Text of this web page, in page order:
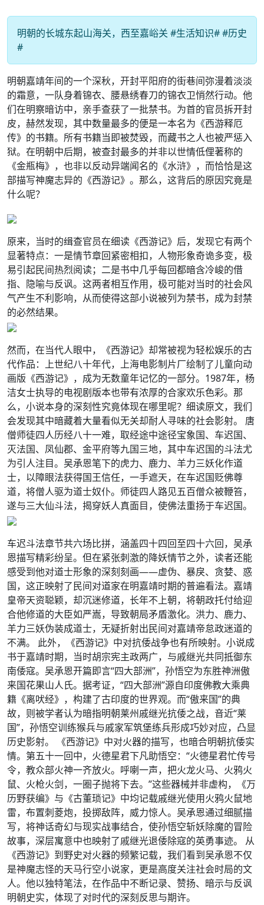
明朝的长城东起山海关，西至嘉峪关 #生活知识# #历史
#
明朝嘉靖年间的一个深秋，开封平阳府的街巷间弥漫着淡淡
的霜意，一队身着锦衣、腰悬绣春刀的锦衣卫悄然行动。他
们在明察暗访中，亲手查获了一批禁书。为首的官员拆开封
皮，赫然发现，其中数量最多的便是一本名为《西游释厄
传》的书籍。所有书籍当即被焚毁，而藏书之人也被严惩入
狱。在明朝中后期，被查封最多的并非以世情低俚著称的
《金瓶梅》，也非以反动异端闻名的《水浒》，而恰恰是这
部描写神魔志异的《西游记》。那么，这背后的原因究竟是
什么呢？
原来，当时的缉查官员在细读《西游记》后，发现它有两个
显著特点：一是情节章回紧密相扣，人物形象奇诡多变，极
易引起民间热烈阅读；二是书中几乎每回都暗含冷峻的借
指、隐喻与反讽。这两者相互作用，极可能对当时的社会风
气产生不利影响，从而使得这部小说被列为禁书，成为封禁
的必然结果。
然而，在当代人眼中，《西游记》却常被视为轻松娱乐的古
代作品：上世纪八十年代，上海电影制片厂绘制了儿童向动
画版《西游记》，成为无数童年记忆的一部分。1987年，杨
洁女士执导的电视剧版本也带有浓厚的合家欢乐色彩。那
么，小说本身的深刻性究竟体现在哪里呢？细读原文，我们
会发现其中暗藏着大量看似无关却耐人寻味的社会影射。 唐
僧师徒四人历经八十一难，取经途中途径宝象国、车迟国、
灭法国、凤仙郡、金平府等九国三地，其中车迟国的斗法尤
为引人注目。吴承恩笔下的虎力、鹿力、羊力三妖化作道
士，以障眼法获得国王信任，一手遮天，在车迟国贬佛尊
道，将僧人驱为道士奴仆。师徒四人路见五百僧众被鞭笞，
遂与三大仙斗法，揭穿妖人真面目，使佛法重扬于车迟国。
车迟斗法章节共六场比拼，涵盖四十四回至四十六回，吴承
恩描写精彩纷呈。但在紧张刺激的降妖情节之外，读者还能
感受到他对道士形象的深刻刻画——虚伪、暴戾、贪婪、惑
国，这正映射了民间对道家在明嘉靖时期的普遍看法。嘉靖
皇帝天资聪颖，却沉迷修道，长年不上朝，将朝政托付给迎
合他修道的大臣如严嵩，导致朝局矛盾激化。洪力、鹿力、
羊力三妖伪装成道士，无疑折射出民间对嘉靖帝怠政迷道的
不满。 此外，《西游记》中对抗倭战争也有所映射。小说成
书于嘉靖时期，当时胡宗宪主政两广，与戚继光共同抵御东
南倭寇。吴承恩开篇即言“四大部洲”，孙悟空为东胜神洲傲
来国花果山人氏。据考证，“四大部洲”源自印度佛教大乘典
籍《离吠经》，构建了古印度的世界观。而“傲来国”的典
故，则被学者认为暗指明朝莱州戚继光抗倭之战，音近“莱
国”，孙悟空训练猴兵与戚家军筑堡练兵形成巧妙对应，凸显
历史影射。 《西游记》中对火器的描写，也暗合明朝抗倭实
情。第五十一回中，火德星君下凡助悟空：“火德星君忙传号
令，教众部火神一齐放火。呼喇一声，把火龙火马、火鸦火
鼠、火枪火剑，一圈子抛将下去。”这些器械并非虚构，《万
历野获编》与《古董琐记》中均记载戚继光使用火鸦火鼠地
雷，布置刺菱炮，投掷敌阵，威力惊人。吴承恩通过细腻描
写，将神话奇幻与现实战事结合，使孙悟空斩妖除魔的冒险
故事，深层寓意中也映射了戚继光退倭除寇的英勇事迹。 从
《西游记》到野史对火器的频繁记载，我们看到吴承恩不仅
是神魔志怪的天马行空小说家，更是高度关注社会时局的文
人。他以独特笔法，在作品中不断记录、赞扬、暗示与反讽
明朝史实，体现了对时代的深刻反思与期许。